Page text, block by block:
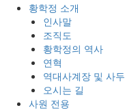
황학정 소개
인사말
조직도
황학정의 역사
연혁
역대사계장 및 사두
오시는 길
사원 전용